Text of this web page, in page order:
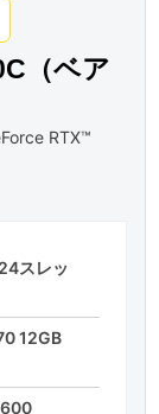
（ベア
RTX™
スレッ
12GB